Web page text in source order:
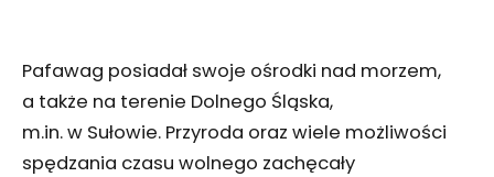
Pafawag posiadał swoje ośrodki nad morzem,
a także na terenie Dolnego Śląska,
m.in. w Sułowie. Przyroda oraz wiele możliwości
spędzania czasu wolnego zachęcały